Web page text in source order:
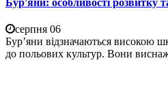
Бур'яни: особливості розвитку
серпня 06
Бур’яни відзначаються високою
до польових культур. Вони